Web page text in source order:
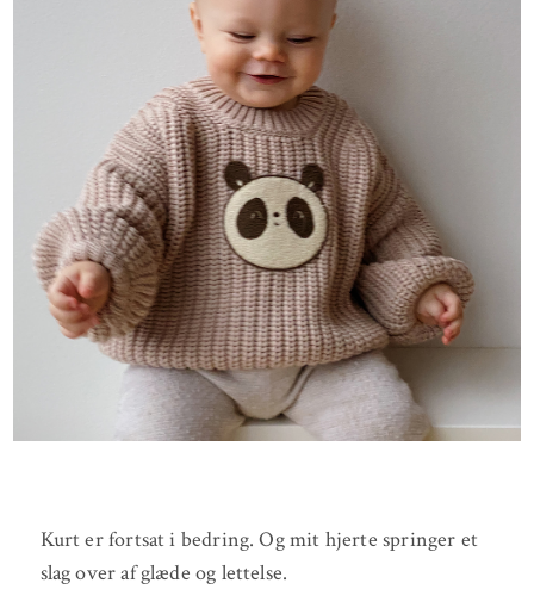
Kurt er fortsat i bedring. Og mit hjerte springer et
slag over af glæde og lettelse.